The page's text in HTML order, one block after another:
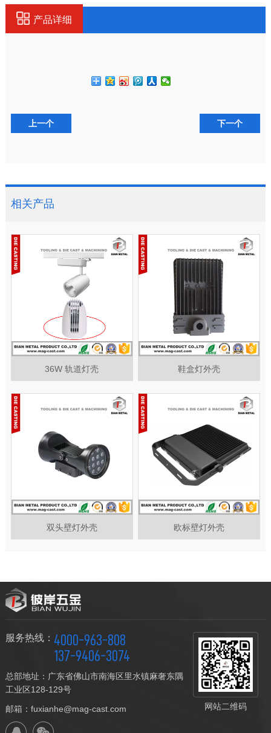
产品详细
上一个 下一个
相关产品
36W 轨道灯壳 鞋盒灯外壳
双头壁灯外壳 欧标壁灯外壳
服务热线： 4000-963-808
137-9406-3074
总部地址：广东省佛山市南海区里水镇麻奢东隅
工业区128-129号
邮箱：fuxianhe@mag-cast.com
网站二维码